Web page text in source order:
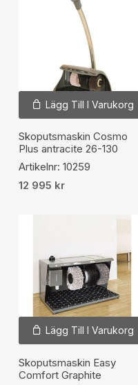
Lägg Till I Varukorg
Skoputsmaskin Cosmo
Plus antracite 26-130
Artikelnr: 10259
12 995 kr
Lägg Till I Varukorg
Skoputsmaskin Easy
Comfort Graphite